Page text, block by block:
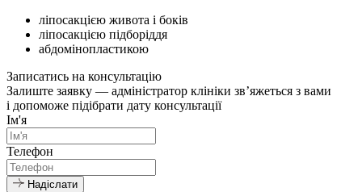
ліпосакцією живота і боків
ліпосакцією підборіддя
абдомінопластикою
Записатись на консультацію
Залиште заявку — адміністратор клініки зв’яжеться з вами
і допоможе підібрати дату консультації
Ім'я
Телефон
Надіслати